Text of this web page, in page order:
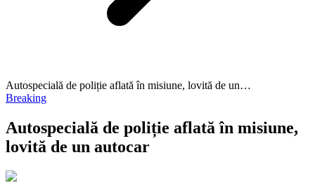
Autospecială de poliție aflată în misiune, lovită de un…
Breaking
Autospecială de poliție aflată în misiune,
lovită de un autocar